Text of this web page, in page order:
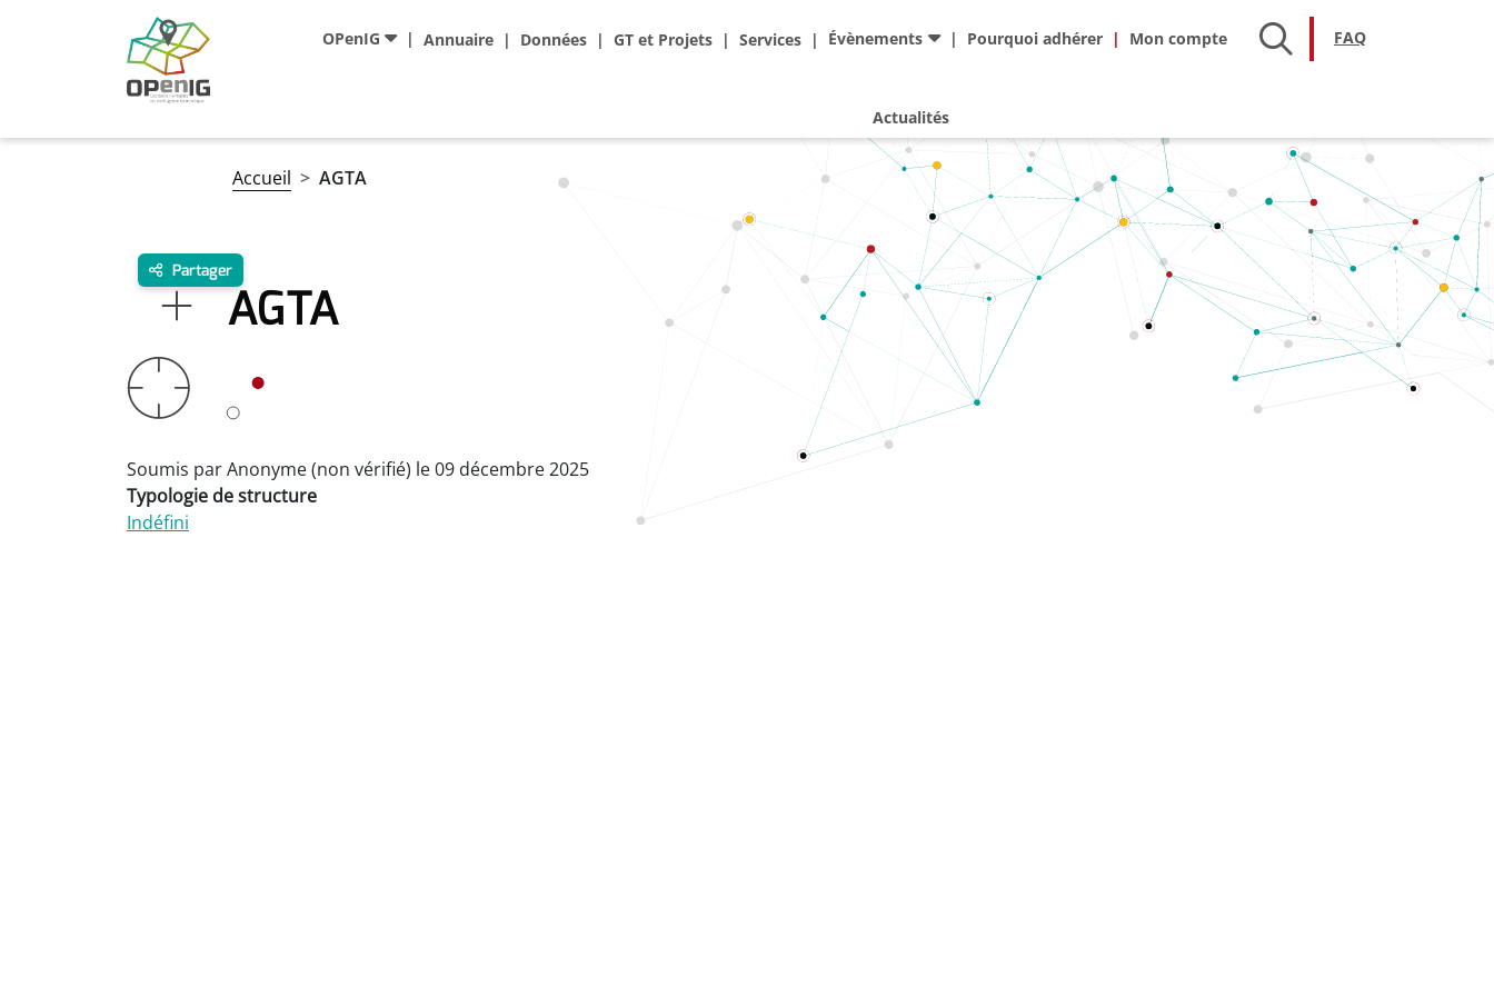
Aller au contenu principal
Navigation principale
OPenIG Annuaire Données GT et Projets Services Évènements
Actualités
Adhésion
Pourquoi adhérer FAQFAQ
Fil d'Ariane
Accueil AGTA
AGTA
Partager
Soumis parAnonyme (non vérifié) le09 décembre 2025
Typologie de structure
Indéfini